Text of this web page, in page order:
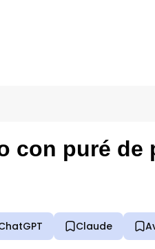
con puré de
Claude